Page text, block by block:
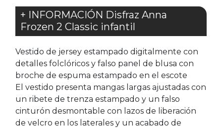
+ INFORMACIÓN Disfraz Anna
Frozen 2 Classic infantil
Vestido de jersey estampado digitalmente con
detalles folclóricos y falso panel de blusa con
broche de espuma estampado en el escote
El vestido presenta mangas largas ajustadas con
un ribete de trenza estampado y un falso
cinturón desmontable con lazos de liberación
de velcro en los laterales y un acabado de